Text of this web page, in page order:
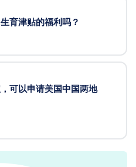
育津贴的福利吗？
可以申请美国中国两地